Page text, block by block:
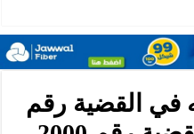
في القضية رقم